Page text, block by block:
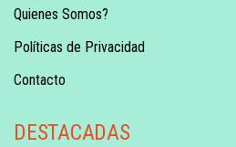
Quienes Somos?
Políticas de Privacidad
Contacto
DESTACADAS